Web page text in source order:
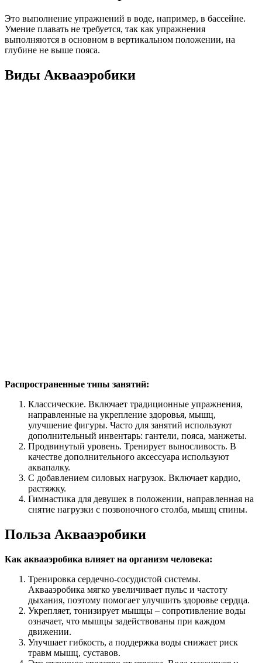
Это выполнение упражнений в воде, например, в бассейне.
Умение плавать не требуется, так как упражнения
выполняются в основном в вертикальном положении, на
глубине не выше пояса.
Виды Аквааэробики
Распространенные типы занятий:
Классические. Включает традиционные упражнения,
направленные на укрепление здоровья, мышц,
улучшение фигуры. Часто для занятий используют
дополнительный инвентарь: гантели, пояса, манжеты.
Продвинутый уровень. Тренирует выносливость. В
качестве дополнительного аксессуара используют
аквапалку.
С добавлением силовых нагрузок. Включает кардио,
растяжку.
Гимнастика для девушек в положении, направленная на
снятие нагрузки с позвоночного столба, мышц спины.
Польза Аквааэробики
Как аквааэробика влияет на организм человека:
Тренировка сердечно-сосудистой системы.
Аквааэробика мягко увеличивает пульс и частоту
дыхания, поэтому помогает улучшить здоровье сердца.
Укрепляет, тонизирует мышцы – сопротивление воды
означает, что мышцы задействованы при каждом
движении.
Улучшает гибкость, а поддержка воды снижает риск
травм мышц, суставов.